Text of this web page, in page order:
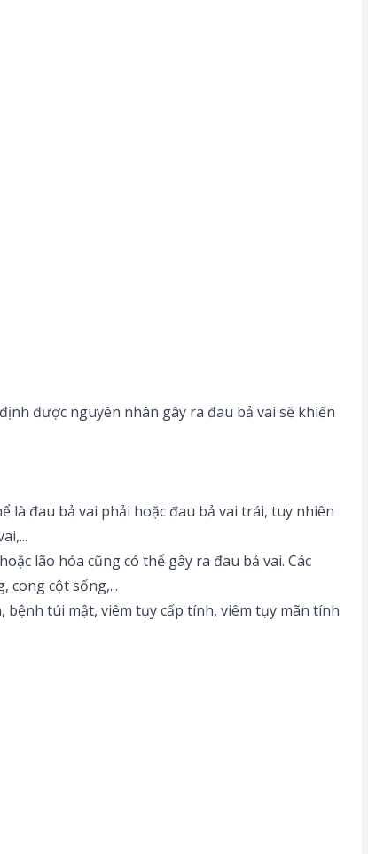
được nguyên nhân gây ra đau bả vai sẽ khiến
đau bả vai phải hoặc đau bả vai trái, tuy nhiên
lão hóa cũng có thể gây ra đau bả vai. Các
cong cột sống,...
túi mật, viêm tụy cấp tính, viêm tụy mãn tính